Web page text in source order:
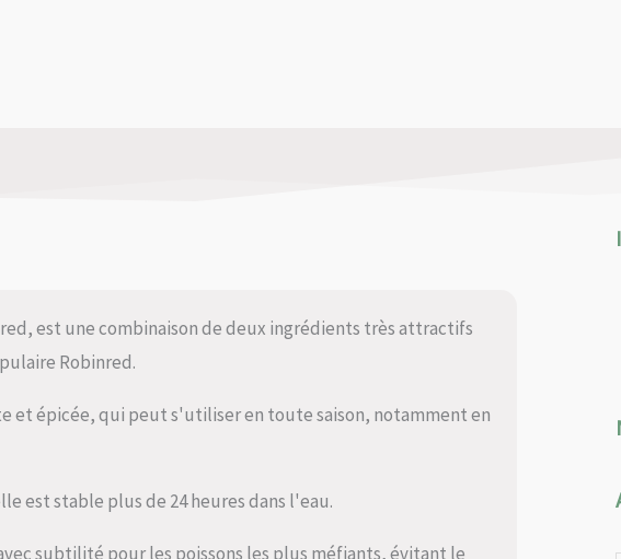
est une combinaison de deux ingrédients très attractifs
Robinred.
et épicée, qui peut s'utiliser en toute saison, notamment en
est stable plus de 24 heures dans l'eau.
subtilité pour les poissons les plus méfiants, évitant le